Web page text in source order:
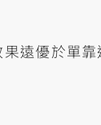
遠優於單靠